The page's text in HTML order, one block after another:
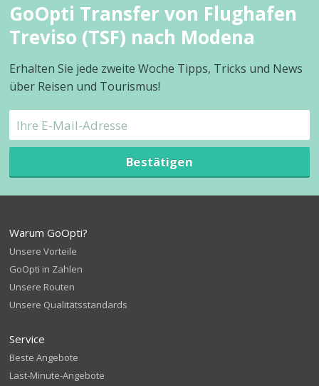
GoOpti Transfer von Flughafen
Treviso (TSF) nach Modena
Erhalten Sie jede zweite Woche Tipps, Tricks und News
über Reisen und Tourismus!
Bestätigen
Warum GoOpti?
Unsere Vorteile
GoOpti in Zahlen
Unsere Routen
Unsere Qualitätsstandards
Service
Beste Angebote
Last-Minute-Angebote